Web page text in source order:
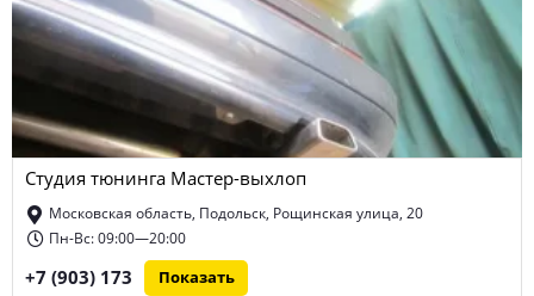
Студия тюнинга Мастер-выхлоп
Московская область, Подольск, Рощинская улица, 20
Пн-Вс: 09:00—20:00
+7 (903) 173 Показать